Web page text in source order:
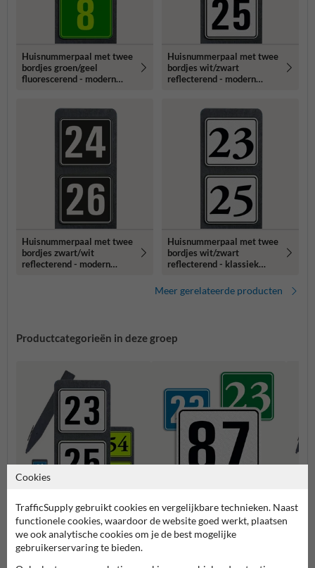
Huisnummerpaal met twee
bordjes groen/geel
fluorescerend - modern
Huisnummerpaal met twee
bordjes wit/zwart
reflecterend - modern
Huisnummerpaal met twee
bordjes zwart/wit
reflecterend - modern
Huisnummerpaal met twee
bordjes wit/zwart
reflecterend - klassiek
Meer gerelateerde producten
Productcategorieën in deze groep
Huisnummerpaal met twee
nummers
Huisnummerbordjes
Cookies
TrafficSupply gebruikt cookies en vergelijkbare technieken. Naast
functionele cookies, waardoor de website goed werkt, plaatsen
we ook analytische cookies om je de best mogelijke
gebruikerservaring te bieden.